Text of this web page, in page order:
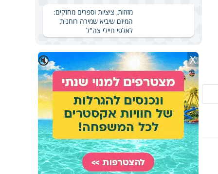
מזוזות, ציציות וספרים מחזקים:
המיזם שיביא שמירה רוחנית
לאלפי חיילי צה"ל
🔇 X